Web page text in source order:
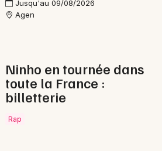
Jusqu'au 09/08/2026
Agen
Ninho en tournée dans
toute la France :
billetterie
Rap